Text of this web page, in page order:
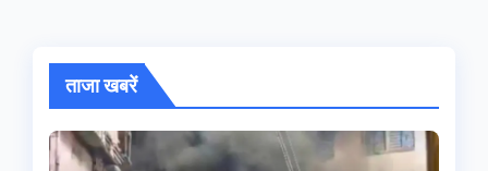
ताजा खबरें